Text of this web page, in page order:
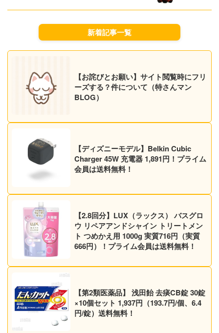
新着記事一覧
【お詫びとお願い】サイト閲覧時にフリ
ーズする？件について（特さんマン
BLOG）
【ディズニーモデル】Belkin Cubic
Charger 45W 充電器 1,891円！プライム
会員は送料無料！
【2.8回分】LUX（ラックス） バスグロ
ウ リペアアンドシャイン トリートメン
ト つめかえ用 1000g 実質716円（実質
666円）！プライム会員は送料無料！
【第2類医薬品】 浅田飴 去痰CB錠 30錠
×10個セット 1,937円（193.7円/個、6.4
円/錠）送料無料！